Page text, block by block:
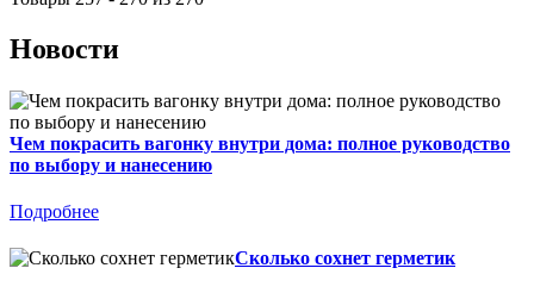
Новости
Чем покрасить вагонку внутри дома: полное руководство
по выбору и нанесению
Подробнее
Сколько сохнет герметик